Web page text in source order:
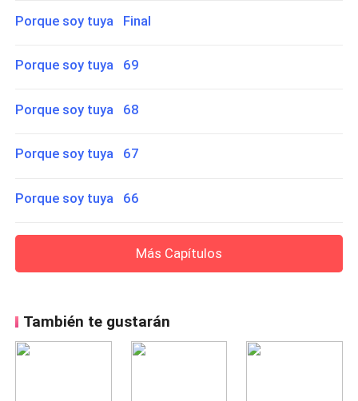
Porque soy tuya Final
Porque soy tuya 69
Porque soy tuya 68
Porque soy tuya 67
Porque soy tuya 66
Más Capítulos
También te gustarán